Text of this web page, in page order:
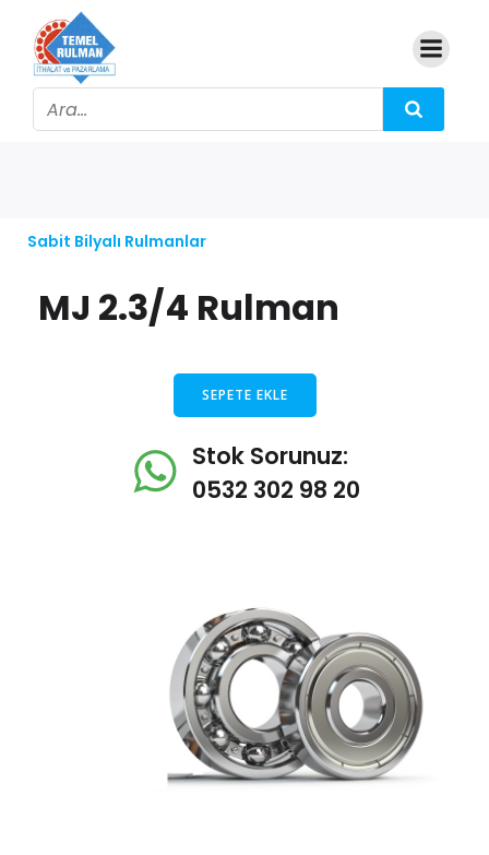
Sabit Bilyalı Rulmanlar
MJ 2.3/4 Rulman
SEPETE EKLE
Stok Sorunuz:
0532 302 98 20